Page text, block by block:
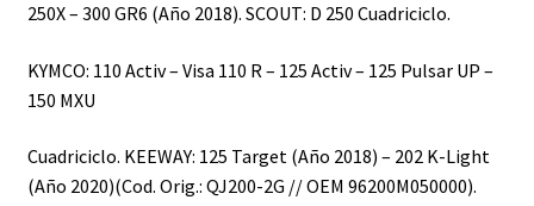
250X – 300 GR6 (Año 2018). SCOUT: D 250 Cuadriciclo.
KYMCO: 110 Activ – Visa 110 R – 125 Activ – 125 Pulsar UP –
150 MXU
Cuadriciclo. KEEWAY: 125 Target (Año 2018) – 202 K-Light
(Año 2020)(Cod. Orig.: QJ200-2G // OEM 96200M050000).